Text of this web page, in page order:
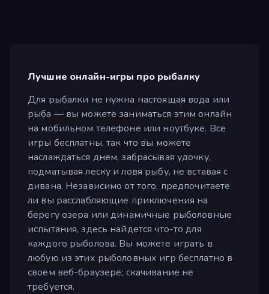
Лучшие онлайн-игры про рыбалку
Для рыбалки не нужна настоящая вода или
рыба — вы можете заниматься этим онлайн
на мобильном телефоне или ноутбуке. Все
игры бесплатны, так что вы можете
наслаждаться днем, забрасывая удочку,
подматывая леску и ловя рыбу, не вставая с
дивана. Независимо от того, предпочитаете
ли вы расслабляющие приключения на
берегу озера или динамичные рыболовные
испытания, здесь найдется что-то для
каждого рыболова. Вы можете играть в
любую из этих рыболовных игр бесплатно в
своем веб-браузере; скачивание не
требуется.